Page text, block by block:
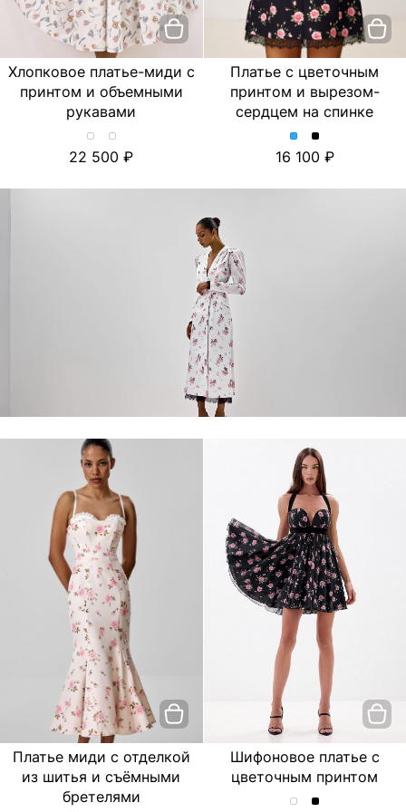
Хлопковое платье-миди с
принтом и объемными
рукавами
Хлопковое
платье-
с
Хлопковое
платье-
с
22 500
Платье с цветочным
принтом и вырезом-
сердцем на спинке
Платье
с
принтом
Платье
с
принтом
16 100
Платье миди с отделкой
из шитья и съёмными
бретелями
Шифоновое платье с
цветочным принтом
Шифоновое
Шифоновое